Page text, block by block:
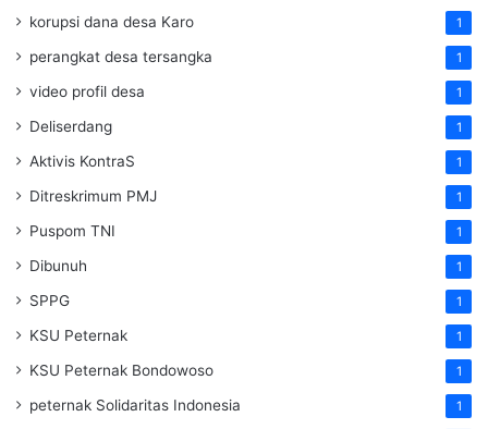
korupsi dana desa Karo 1
perangkat desa tersangka 1
video profil desa 1
Deliserdang 1
Aktivis KontraS 1
Ditreskrimum PMJ 1
Puspom TNI 1
Dibunuh 1
SPPG 1
KSU Peternak 1
KSU Peternak Bondowoso 1
peternak Solidaritas Indonesia 1